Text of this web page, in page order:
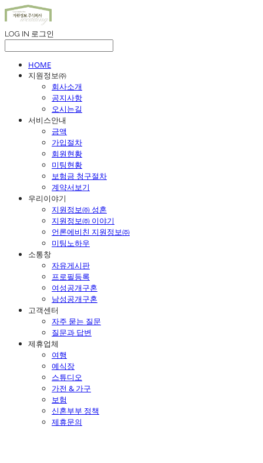
LOG IN 로그인
HOME
지원정보㈜
회사소개
공지사항
오시는길
서비스안내
금액
가입절차
회원현황
미팅현황
보험금 청구절차
계약서보기
우리이야기
지원정보㈜ 성혼
지원정보㈜ 이야기
언론에비친 지원정보㈜
미팅노하우
소통창
자유게시판
프로필등록
여성공개구혼
남성공개구혼
고객센터
자주 묻는 질문
질문과 답변
제휴업체
여행
예식장
스튜디오
가전 & 가구
보험
신혼부부 정책
제휴문의